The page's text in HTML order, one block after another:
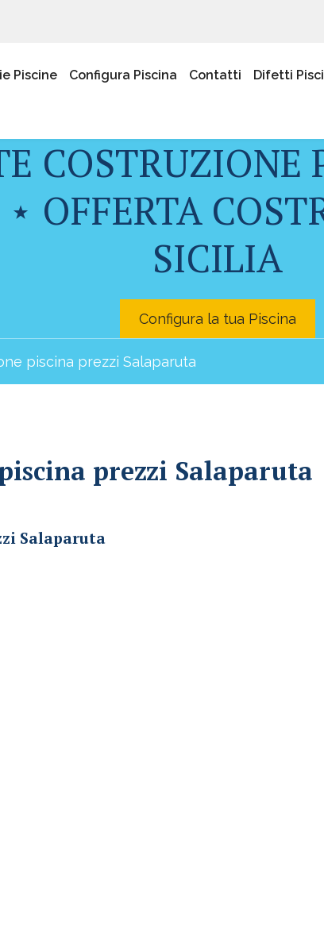
Piscine Configura Piscina Contatti Difetti
COSTRUZIONE
OFFERTA
SICILIA
Configura la tua Piscina
piscina prezzi Salaparuta
prezzi Salaparuta
Salaparuta